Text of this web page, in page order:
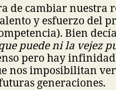
de cambiar nuestra
y esfuerzo del
Bien
puede ni la vejez
pero hay
nos imposibilitan
generaciones.